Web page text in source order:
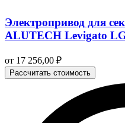
Электропривод для
ALUTECH Levigato
от 17 256,00 ₽
Рассчитать стоимость